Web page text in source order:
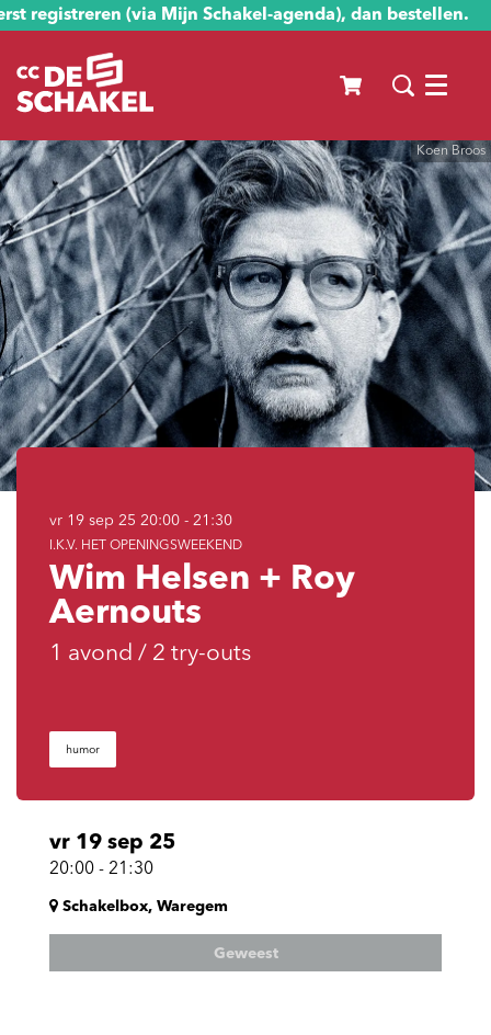
registreren (via Mijn Schakel-agenda), dan bestellen.
Menu
Koen Broos
Wim Helsen + Roy
Aernouts
1 avond / 2 try-outs
I.K.V. HET OPENINGSWEEKEND
vr 19 sep 25 20:00 - 21:30
humor
vr 19 sep 25
20:00 - 21:30
Schakelbox, Waregem
Geweest